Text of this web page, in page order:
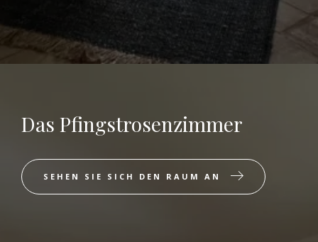
Das Pfingstrosenzimmer
SEHEN SIE SICH DEN RAUM AN